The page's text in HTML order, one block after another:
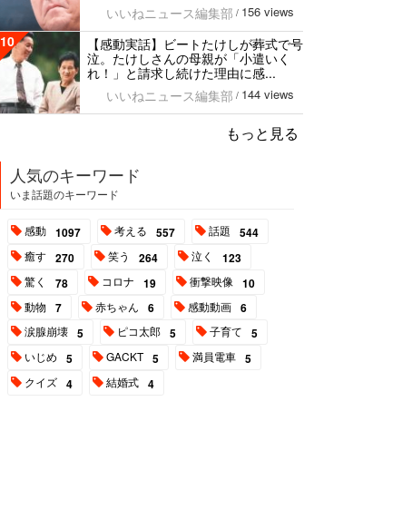
いいねニュース編集部 / 156 views
10
【感動実話】ビートたけしが葬式で号
泣。たけしさんの母親が「小遣いく
れ！」と請求し続けた理由に感...
いいねニュース編集部 / 144 views
もっと見る
人気のキーワード
いま話題のキーワード
感動 1097 考える 557 話題 544
癒す 270 笑う 264 泣く 123
驚く 78 コロナ 19 衝撃映像 10
動物 7 赤ちゃん 6 感動動画 6
涙腺崩壊 5 ピコ太郎 5 子育て 5
いじめ 5 GACKT 5 満員電車 5
クイズ 4 結婚式 4